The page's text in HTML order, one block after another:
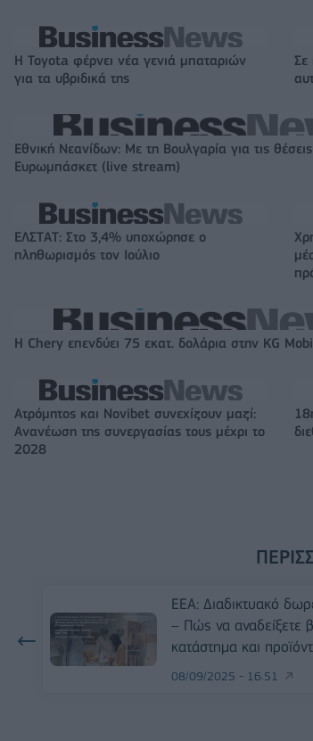
Η Toyota φέρνει νέα γενιά μπαταριών
για τα υβριδικά της
Σε
Εθνική Νεανίδων: Με τη Βουλγαρία για τις
Ευρωμπάσκετ (live stream)
ΕΛΣΤΑΤ: Στο 3,4% υποχώρησε ο
πληθωρισμός τον Ιούλιο
Η Chery επενδύει 75 εκατ. δολάρια στην KG
Ατρόμητος και Novibet συνεχίζουν μαζί:
Ανανέωση της συνεργασίας τους μέχρι το
2028
ΕΕΑ: Διαδικτυακό
– Πώς να αναδείξετε
κατάστημα και
08/09/2025 - 16:51